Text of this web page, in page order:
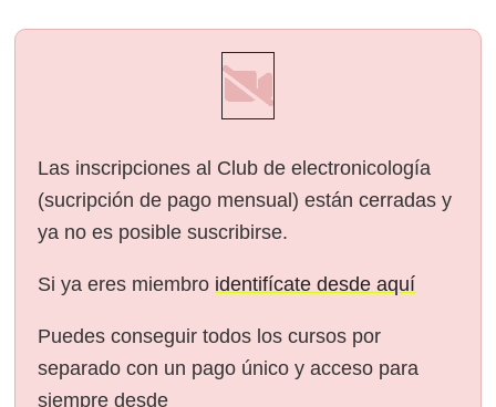
Las inscripciones al Club de electronicología
(sucripción de pago mensual) están cerradas y
ya no es posible suscribirse.
Si ya eres miembro identifícate desde aquí
Puedes conseguir todos los cursos por
separado con un pago único y acceso para
siempre desde